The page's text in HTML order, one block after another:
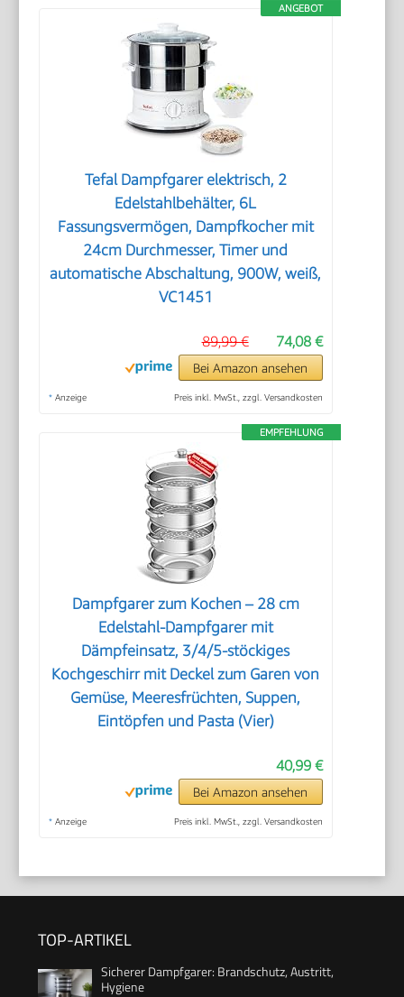
ANGEBOT
Tefal Dampfgarer elektrisch, 2
Edelstahlbehälter, 6L
Fassungsvermögen, Dampfkocher mit
24cm Durchmesser, Timer und
automatische Abschaltung, 900W, weiß,
VC1451
74,08 €
89,99 €
Bei Amazon ansehen
* Anzeige Preis inkl. MwSt., zzgl. Versandkosten
EMPFEHLUNG
Dampfgarer zum Kochen – 28 cm
Edelstahl-Dampfgarer mit
Dämpfeinsatz, 3/4/5-stöckiges
Kochgeschirr mit Deckel zum Garen von
Gemüse, Meeresfrüchten, Suppen,
Eintöpfen und Pasta (Vier)
40,99 €
Bei Amazon ansehen
* Anzeige Preis inkl. MwSt., zzgl. Versandkosten
TOP-ARTIKEL
Sicherer Dampfgarer: Brandschutz, Austritt,
Hygiene